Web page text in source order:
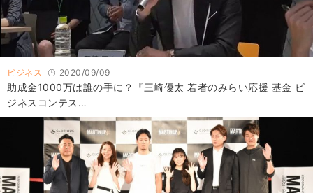
ビジネス 2020/09/09
助成金1000万は誰の手に？『三崎優太 若者のみらい応援 基金 ビ
ジネスコンテス…